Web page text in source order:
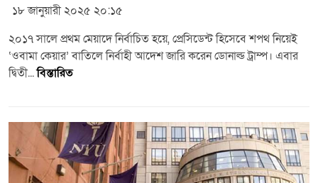
১৮ জানুয়ারী ২০২৫ ২০:১৫
২০১৭ সালে প্রথম মেয়াদে নির্বাচিত হয়ে, প্রেসিডেন্ট হিসেবে শপথ নিয়েই
‘ওবামা কেয়ার’ বাতিলে নির্বাহী আদেশ জারি করেন ডোনাল্ড ট্রাম্প। এবার
দ্বিতী...বিস্তারিত